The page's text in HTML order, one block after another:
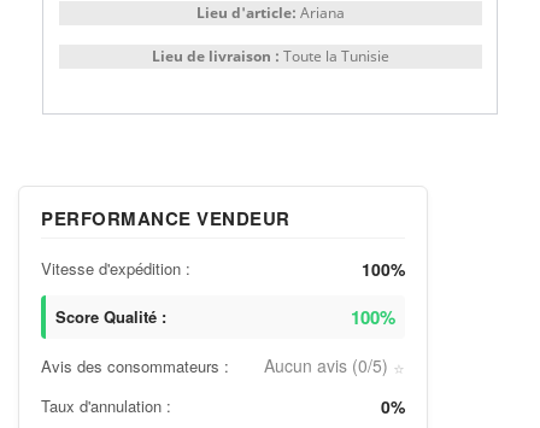
Lieu d'article: Ariana
Lieu de livraison : Toute la Tunisie
PERFORMANCE VENDEUR
Vitesse d'expédition : 100%
Score Qualité : 100%
Avis des consommateurs : Aucun avis (0/5) ⭐
Taux d'annulation : 0%